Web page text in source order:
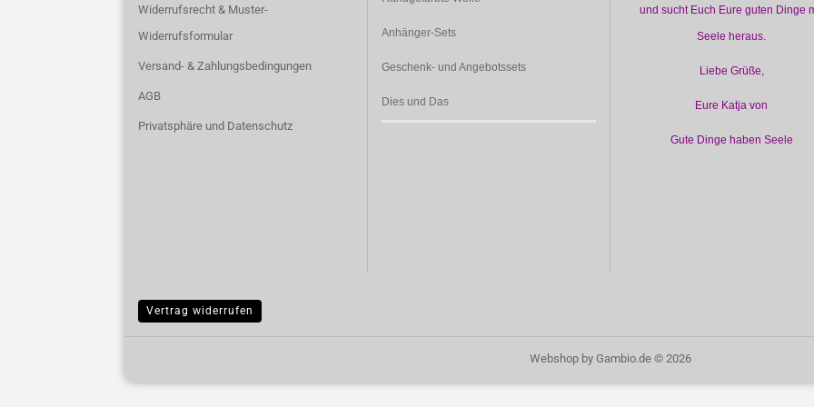
Widerrufsrecht & Muster-
Widerrufsformular
Versand- & Zahlungsbedingungen
AGB
Privatsphäre und Datenschutz
Anhänger-Sets
Geschenk- und Angebotssets
Dies und Das
und sucht Euch Eure guten Dinge
Seele heraus.
Liebe Grüße,
Eure Katja von
Gute Dinge haben Seele
Vertrag widerrufen
Webshop by Gambio.de © 2026